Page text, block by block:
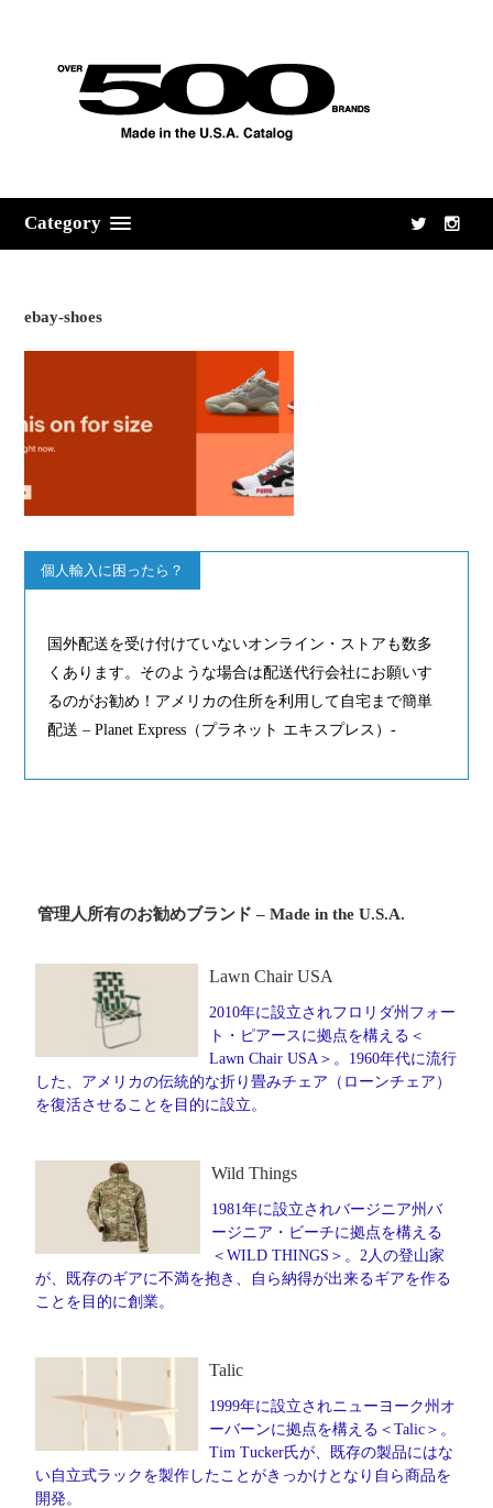
Category
ebay-shoes
個人輸入に困ったら？
国外配送を受け付けていないオンライン・ストアも数多
くあります。そのような場合は配送代行会社にお願いす
るのがお勧め！アメリカの住所を利用して自宅まで簡単
配送 – Planet Express（プラネット エキスプレス）-
管理人所有のお勧めブランド – Made in the U.S.A.
Lawn Chair USA
2010年に設立されフロリダ州フォー
ト・ピアースに拠点を構える＜
Lawn Chair USA＞。1960年代に流行
した、アメリカの伝統的な折り畳みチェア（ローンチェア）
を復活させることを目的に設立。
Wild Things
1981年に設立されバージニア州バ
ージニア・ビーチに拠点を構える
＜WILD THINGS＞。2人の登山家
が、既存のギアに不満を抱き、自ら納得が出来るギアを作る
ことを目的に創業。
Talic
1999年に設立されニューヨーク州オ
ーバーンに拠点を構える＜Talic＞。
Tim Tucker氏が、既存の製品にはな
い自立式ラックを製作したことがきっかけとなり自ら商品を
開発。